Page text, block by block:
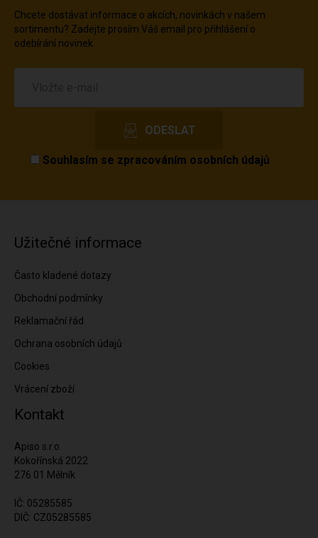
Chcete dostávat informace o akcích, novinkách v našem
sortimentu? Zadejte prosím Váš email pro přihlášení o
odebírání novinek.
Souhlasím se zpracováním osobních údajů
Užitečné informace
Často kladené dotazy
Obchodní podmínky
Reklamační řád
Ochrana osobních údajů
Cookies
Vrácení zboží
Kontakt
Apiso s.r.o.
Kokořínská 2022
276 01 Mělník
IČ: 05285585
DIČ: CZ05285585